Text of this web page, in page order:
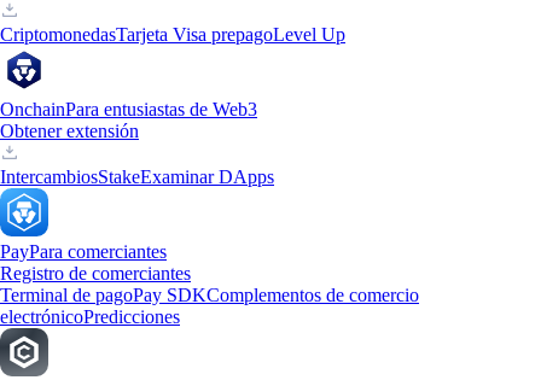
CriptomonedasTarjeta Visa prepagoLevel Up
OnchainPara entusiastas de Web3
Obtener extensión
IntercambiosStakeExaminar DApps
PayPara comerciantes
Registro de comerciantes
Terminal de pagoPay SDKComplementos de comercio
electrónicoPredicciones